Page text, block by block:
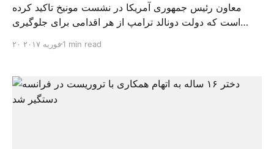
معاون رئیس جمهوری آمریکا در نشست مونیخ تاکید کرده
است که دولت دونالد ترامپ از هر اقدامی برای جلوگیری
مایک پنس که در اولین نشست بین المللی خود در روز شنبه در
که در […]
۲۰ فوریه ۲۰۱۷1 min read